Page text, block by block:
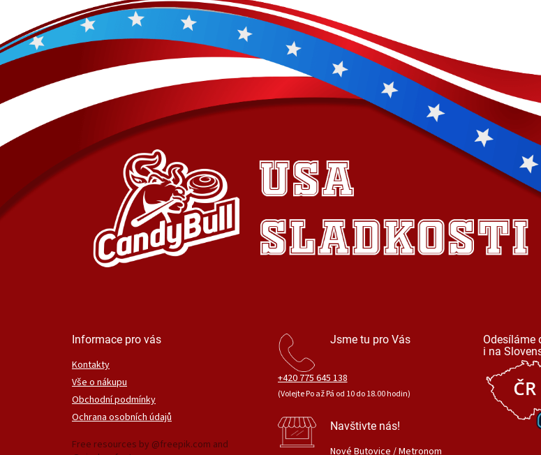
t
í
Informace pro vás
Kontakty
Vše o nákupu
Obchodní podmínky
Ochrana osobních údajů
Free resources by @freepik.com and
Jsme tu pro Vás
+420 775 645 138
(Volejte Po až Pá od 10 do 18.00 hodin)
Navštivte nás!
Nové Butovice / Metronom
Odesíláme
i na